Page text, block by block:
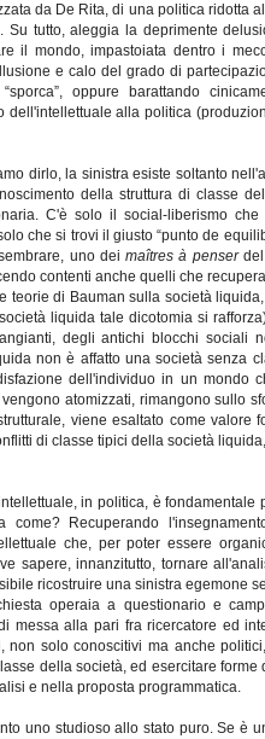
da De Rita, di una politica ridotta
tutto, aleggia la deprimente
il mondo, impastoiata dentro i
e calo del grado di
oppure barattando
alla politica
dirlo, la sinistra esiste soltanto
della struttura di classe
C'è solo il social-liberismo
che si trovi il giusto “punto de
uno deimaîtres à penserdel
contenti anche quelli che
teorie di Bauman sulla società
liquida tale dicotomia si
degli antichi blocchi sociali
non è affatto una società senza
dell'individuo in un mondo
atomizzati, rimangono sullo
viene esaltato come valore
di classe tipici della società
in politica, è fondamentale
Recuperando
che, per poter essere
sapere, innanzitutto, tornare
ricostruire una sinistra egemone
operaia a questionario e
messa alla pari fra ricercatore ed
solo conoscitivi ma anche
della società, ed esercitare
e nella proposta programmatica.
uno studioso allo stato puro. Se è